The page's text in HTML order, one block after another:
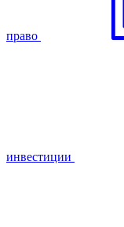
право
инвестиции